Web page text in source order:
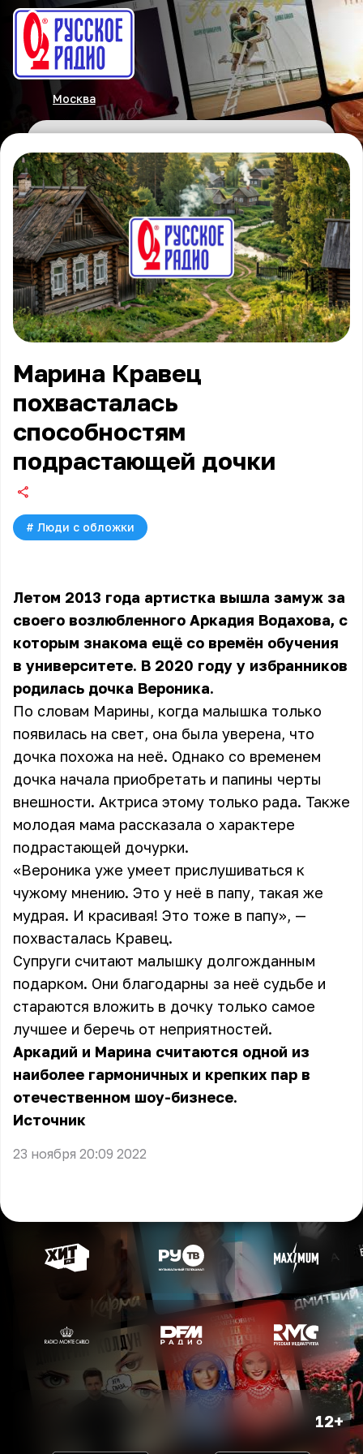
Москва
Марина Кравец
похвасталась
способностям
подрастающей дочки
# Люди с обложки
Летом 2013 года артистка вышла замуж за
своего возлюбленного Аркадия Водахова, с
которым знакома ещё со времён обучения
в университете. В 2020 году у избранников
родилась дочка Вероника.
По словам Марины, когда малышка только
появилась на свет, она была уверена, что
дочка похожа на неё. Однако со временем
дочка начала приобретать и папины черты
внешности. Актриса этому только рада. Также
молодая мама рассказала о характере
подрастающей дочурки.
«Вероника уже умеет прислушиваться к
чужому мнению. Это у неё в папу, такая же
мудрая. И красивая! Это тоже в папу», —
похвасталась Кравец.
Супруги считают малышку долгожданным
подарком. Они благодарны за неё судьбе и
стараются вложить в дочку только самое
лучшее и беречь от неприятностей.
Аркадий и Марина считаются одной из
наиболее гармоничных и крепких пар в
отечественном шоу-бизнесе.
Источник
23 ноября 20:09 2022
12+